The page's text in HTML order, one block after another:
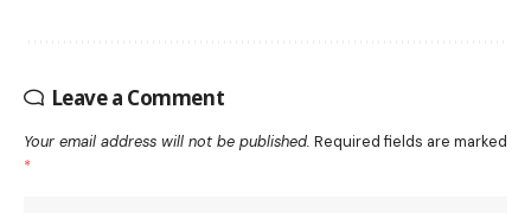
Leave a Comment
Your email address will not be published. Required fields are marked
*